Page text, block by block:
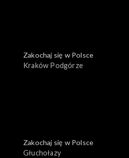
Zakochaj się w Polsce
Kraków Podgórze
Zakochaj się w Polsce
Głuchołazy